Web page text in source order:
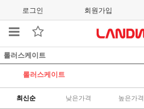
로그인 회원가입
롤러스케이트
롤러스케이트
최신순 낮은가격 높은가격